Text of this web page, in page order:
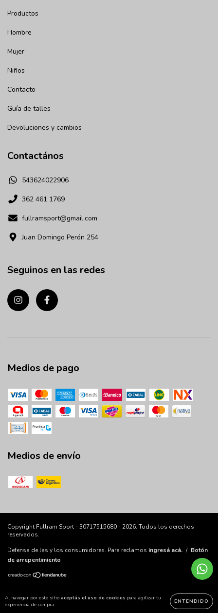
Al navegar por este sitio aceptás el uso de cookies para agilizar tu
experiencia de compra.
ENTENDIDO
Productos
Hombre
Mujer
Niños
Contacto
Guía de talles
Devoluciones y cambios
Contactános
543624022906
362 461 1769
fullramsport@gmail.com
Juan Domingo Perón 254
Seguinos en las redes
Medios de pago
Medios de envío
Copyright Fullram Sport - 30717515680 - 2026. Todos los derechos
reservados.
Defensa de las y los consumidores. Para reclamos ingresá acá. / Botón
de arrepentimiento